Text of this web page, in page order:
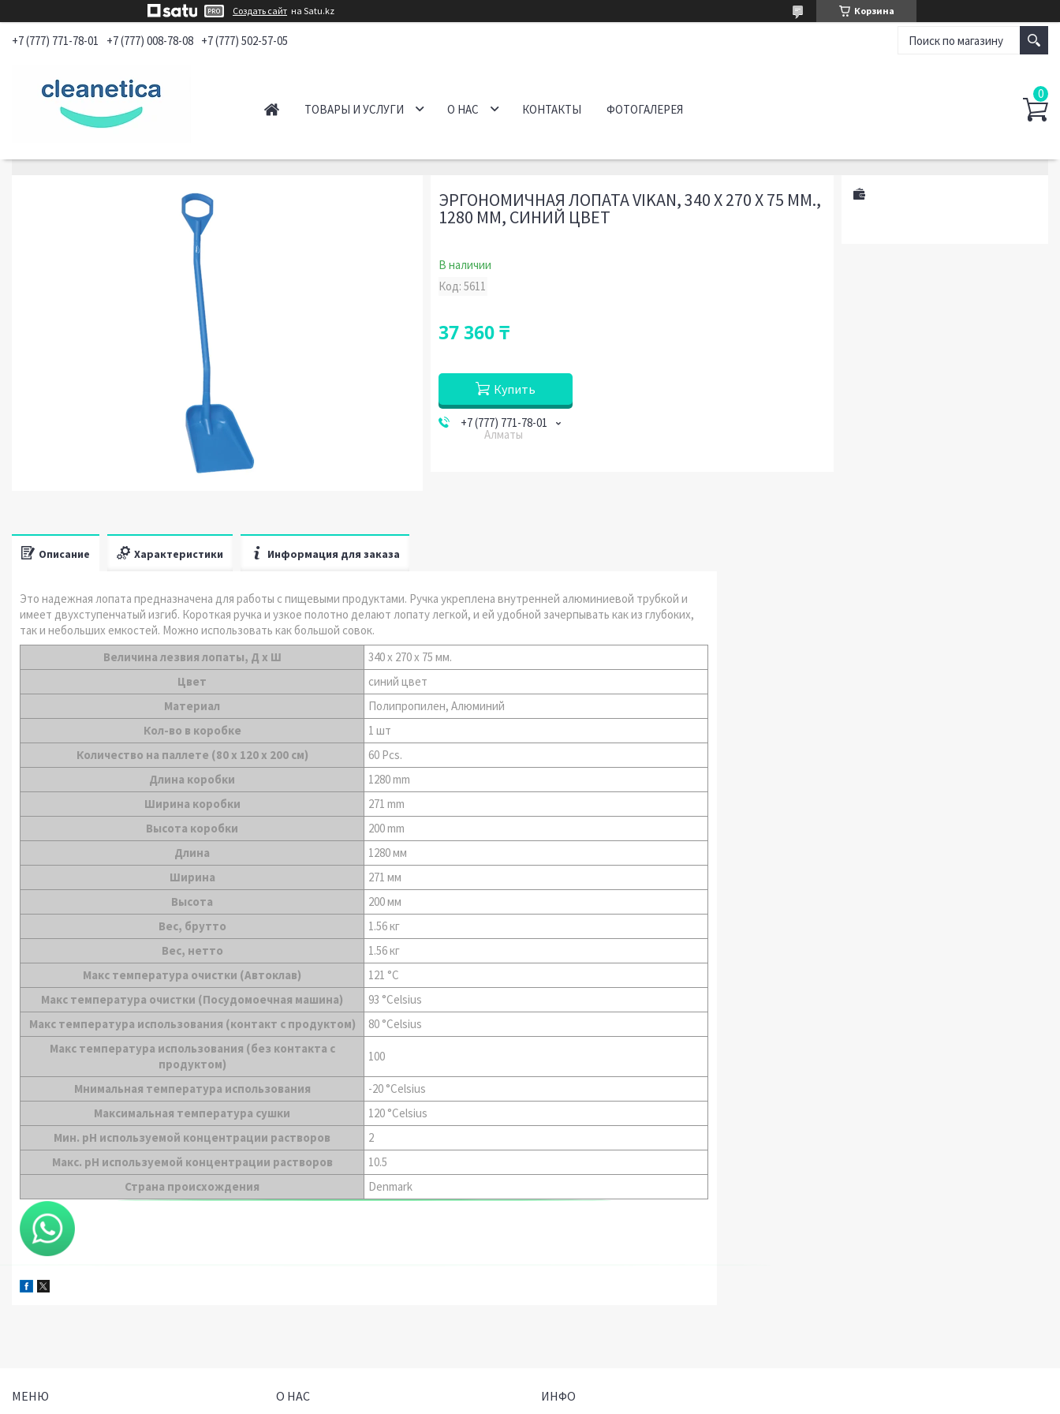
Создать сайт на Satu.kz Корзина
+7 (777) 771-78-01 +7 (777) 008-78-08 +7 (777) 502-57-05
ТОВАРЫ И УСЛУГИ О НАС КОНТАКТЫ ФОТОГАЛЕРЕЯ
ЭРГОНОМИЧНАЯ ЛОПАТА VIKAN, 340 X 270 X 75 ММ.,
1280 ММ, СИНИЙ ЦВЕТ
В наличии
Код:5611
37 360 ₸
Купить
+7 (777) 771-78-01
Алматы
Описание Характеристики Информация для заказа
Это надежная лопата предназначена для работы с пищевыми продуктами. Ручка укреплена внутренней алюминиевой трубкой и
имеет двухступенчатый изгиб. Короткая ручка и узкое полотно делают лопату легкой, и ей удобной зачерпывать как из глубоких,
так и небольших емкостей. Можно использовать как большой совок.
Величина лезвия лопаты, Д х Ш
340 x 270 x 75 мм.
Цвет
синий цвет
Материал
Полипропилен, Алюминий
Кол-во в коробке
1 шт
Количество на паллете (80 х 120 х 200 см)
60 Pcs.
Длина коробки
1280 mm
Ширина коробки
271 mm
Высота коробки
200 mm
Длина
1280 мм
Ширина
271 мм
Высота
200 мм
Вес, брутто
1.56 кг
Вес, нетто
1.56 кг
Maкс температура очистки (Автоклав)
121 °С
Maкс температура очистки (Посудомоечная машина)
93 °Celsius
Maкс температура использования (контакт с продуктом)
80 °Celsius
Maкс температура использования (без контакта с
продуктом)
100
Мнимальная температура использования
-20 °Celsius
Максимальная температура сушки
120 °Celsius
Мин. pH используемой концентрации растворов
2
Макс. pH используемой концентрации растворов
10.5
Страна происхождения
Denmark
МЕНЮ О НАС ИНФО